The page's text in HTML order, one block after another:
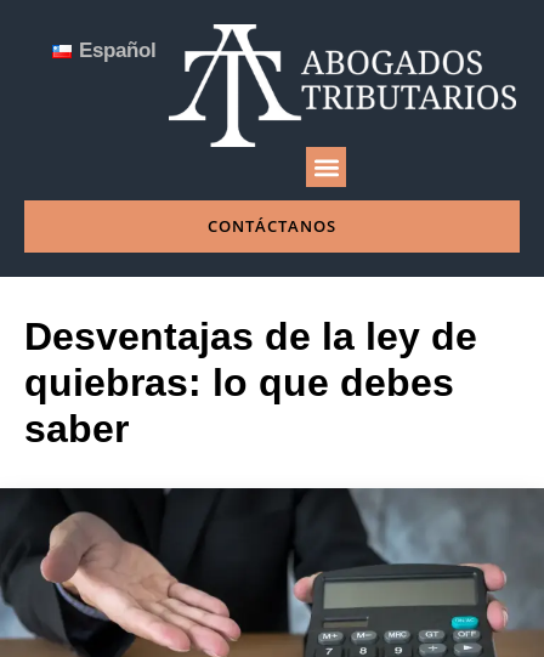
CONTÁCTANOS
Español
Desventajas de la ley de
quiebras: lo que debes
saber